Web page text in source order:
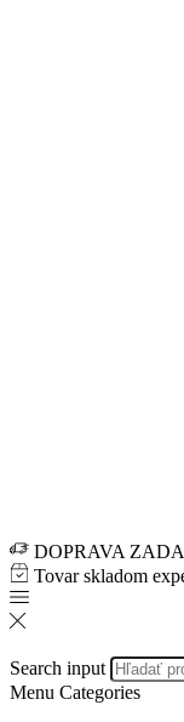
DOPRAVA
Tovar skladom
Search input
Menu Categories